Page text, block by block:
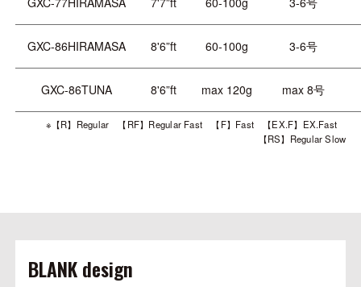
GXC-86HIRAMASA 8'6”ft 60-100g 3-6号
GXC-86TUNA 8'6”ft max 120g max 8号
※【R】Regular 【RF】Regular Fast 【F】Fast 【EX.F】EX.Fast
【RS】Regular Slow
BLANK design